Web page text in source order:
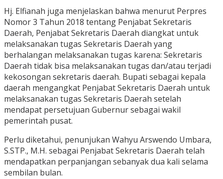
Hj. Elfianah juga menjelaskan bahwa menurut Perpres
Nomor 3 Tahun 2018 tentang Penjabat Sekretaris
Daerah, Penjabat Sekretaris Daerah diangkat untuk
melaksanakan tugas Sekretaris Daerah yang
berhalangan melaksanakan tugas karena: Sekretaris
Daerah tidak bisa melaksanakan tugas dan/atau terjadi
kekosongan sekretaris daerah. Bupati sebagai kepala
daerah mengangkat Penjabat Sekretaris Daerah untuk
melaksanakan tugas Sekretaris Daerah setelah
mendapat persetujuan Gubernur sebagai wakil
pemerintah pusat.
Perlu diketahui, penunjukan Wahyu Arswendo Umbara,
S.STP., M.H. sebagai Penjabat Sekretaris Daerah telah
mendapatkan perpanjangan sebanyak dua kali selama
sembilan bulan.